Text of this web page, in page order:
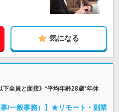
気になる
下全員と面接》*平均年齢28歳*年休
事/一般事務）】★リモート・副業